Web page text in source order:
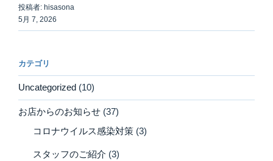
投稿者: hisasona
5月 7, 2026
カテゴリ
Uncategorized (10)
お店からのお知らせ (37)
コロナウイルス感染対策 (3)
スタッフのご紹介 (3)